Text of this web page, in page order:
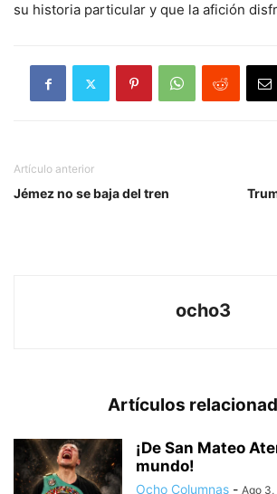
su historia particular y que la afición
Artículo anterior
Jémez no se baja del tren
ocho3
Artículos
¡De San Mateo
mundo!
Ocho Columnas - Ago